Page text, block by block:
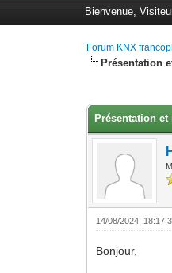
Bienvenue,
Forum KNX
Présentation
Présentation
14/08/2024,
Bonjour,